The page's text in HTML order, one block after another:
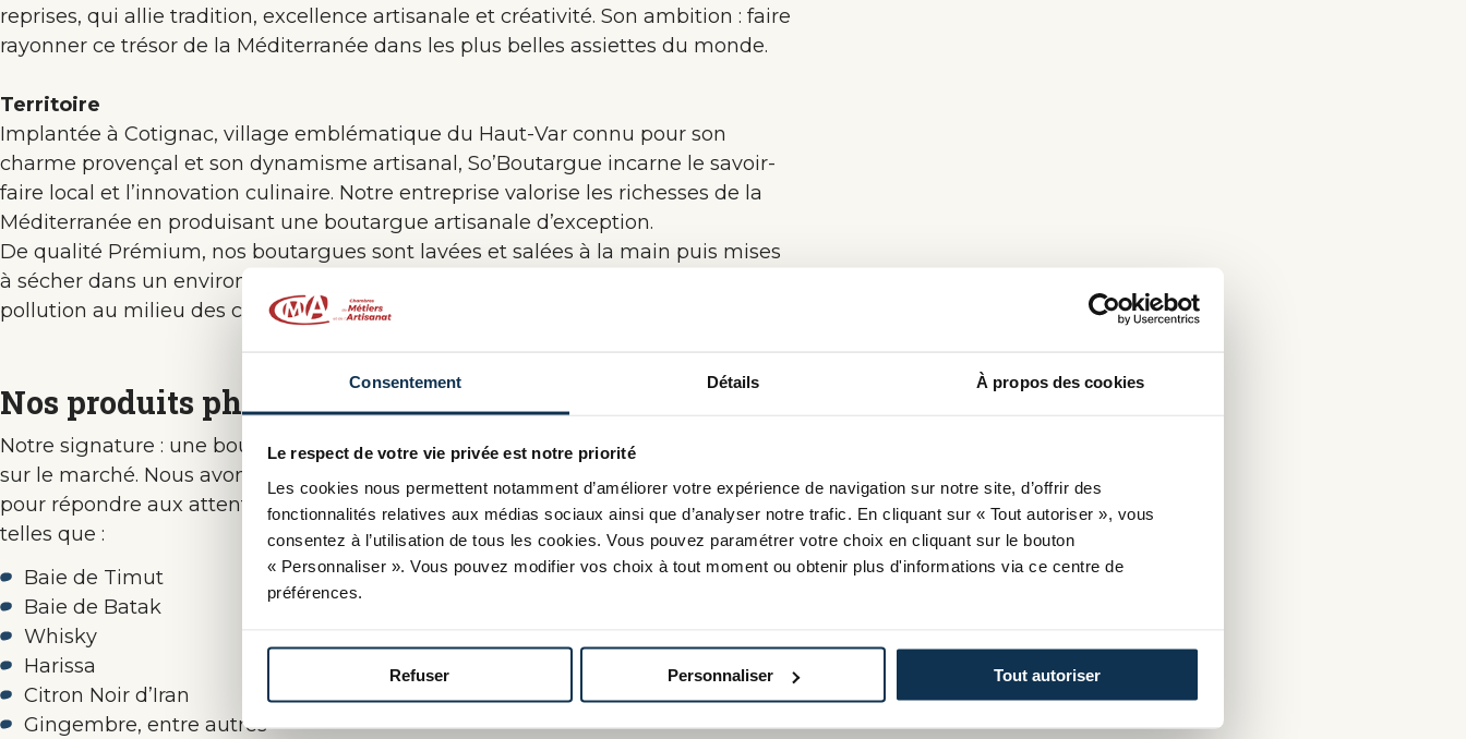
Consentement Détails À propos des cookies
Le respect de votre vie privée est notre priorité
Les cookies nous permettent notamment d’améliorer votre expérience de navigation sur notre site, d’offrir des
fonctionnalités relatives aux médias sociaux ainsi que d’analyser notre trafic. En cliquant sur « Tout autoriser », vous
consentez à l’utilisation de tous les cookies. Vous pouvez paramétrer votre choix en cliquant sur le bouton
« Personnaliser ». Vous pouvez modifier vos choix à tout moment ou obtenir plus d'informations via ce centre de
préférences.
Refuser Personnaliser Tout autoriser
reprises, qui allie tradition, excellence artisanale et créativité. Son ambition : faire
rayonner ce trésor de la Méditerranée dans les plus belles assiettes du monde.
Territoire
Implantée à Cotignac, village emblématique du Haut-Var connu pour son
charme provençal et son dynamisme artisanal, So’Boutargue incarne le savoir-
faire local et l’innovation culinaire. Notre entreprise valorise les richesses de la
Méditerranée en produisant une boutargue artisanale d’exception.
De qualité Prémium, nos boutargues sont lavées et salées à la main puis mises
à sécher dans un environnement naturel en Provence verte, loin de toute
pollution au milieu des champs d’oliviers et de lavande.
Nos produits phares
Notre signature : une boutargue affinée et aromatisée, une innovation unique
sur le marché. Nous avons été les premiers à développer des recettes originales
pour répondre aux attentes des palais les plus exigeants, avec des créations
telles que :
Baie de Timut
Baie de Batak
Whisky
Harissa
Citron Noir d’Iran
Gingembre, entre autres